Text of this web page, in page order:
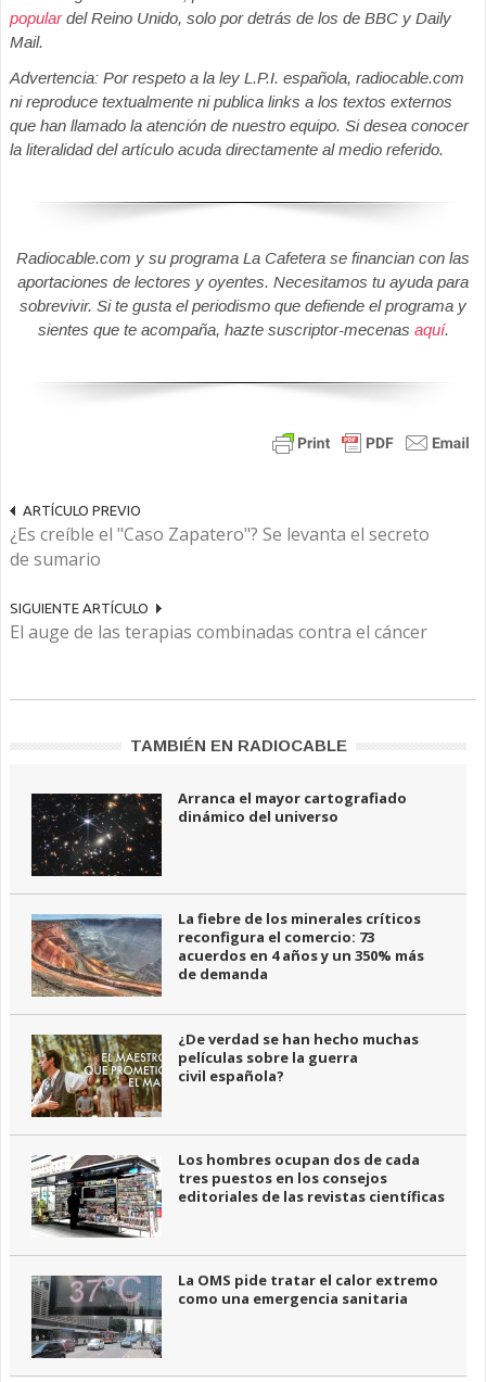
populardel Reino Unido, solo por detrás de los de BBC y Daily
Mail.
Advertencia: Por respeto a la ley L.P.I. española, radiocable.com
ni reproduce textualmente ni publica links a los textos externos
que han llamado la atención de nuestro equipo. Si desea conocer
la literalidad del artículo acuda directamente al medio referido.
Radiocable.com y su programa La Cafetera se financian con las
aportaciones de lectores y oyentes. Necesitamos tu ayuda para
sobrevivir. Si te gusta el periodismo que defiende el programa y
sientes que te acompaña, hazte suscriptor-mecenas aquí.
ARTÍCULO PREVIO
¿Es creíble el "Caso Zapatero"? Se levanta el secreto
de sumario
SIGUIENTE ARTÍCULO
El auge de las terapias combinadas contra el cáncer
TAMBIÉN EN RADIOCABLE
Arranca el mayor cartografiado
dinámico del universo
La fiebre de los minerales críticos
reconfigura el comercio: 73
acuerdos en 4 años y un 350% más
de demanda
¿De verdad se han hecho muchas
películas sobre la guerra
civil española?
Los hombres ocupan dos de cada
tres puestos en los consejos
editoriales de las revistas científicas
La OMS pide tratar el calor extremo
como una emergencia sanitaria